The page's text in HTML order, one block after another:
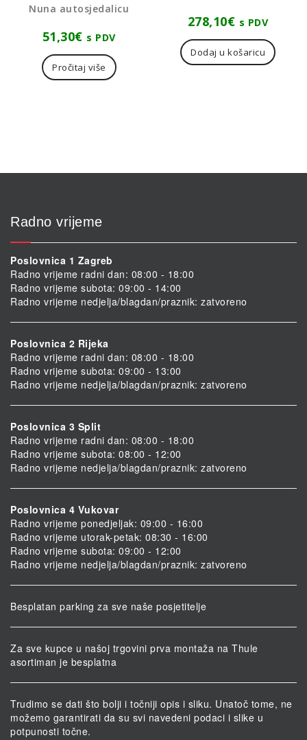
Nuna autosjedalicu
51,30€ s PDV
Pročitaj više
278,10€ s PDV
Dodaj u košaricu
Radno vrijeme
Poslovnica 1 Zagreb
Radno vrijeme radni dan: 08:00 - 18:00
Radno vrijeme subota: 09:00 - 14:00
Radno vrijeme nedjelja/blagdan/praznik: zatvoreno
Poslovnica 2 Rijeka
Radno vrijeme radni dan: 08:00 - 18:00
Radno vrijeme subota: 09:00 - 13:00
Radno vrijeme nedjelja/blagdan/praznik: zatvoreno
Poslovnica 3 Split
Radno vrijeme radni dan: 08:00 - 18:00
Radno vrijeme subota: 08:00 - 12:00
Radno vrijeme nedjelja/blagdan/praznik: zatvoreno
Poslovnica 4 Vukovar
Radno vrijeme ponedjeljak: 09:00 - 16:00
Radno vrijeme utorak-petak: 08:30 - 16:00
Radno vrijeme subota: 09:00 - 12:00
Radno vrijeme nedjelja/blagdan/praznik: zatvoreno
Besplatan parking za sve naše posjetitelje
Za sve kupce u našoj trgovini prva montaža na Thule
asortiman je besplatna
Trudimo se dati što bolji i točniji opis i sliku. Unatoč tome, ne
možemo garantirati da su svi navedeni podaci i slike u
potpunosti točne.